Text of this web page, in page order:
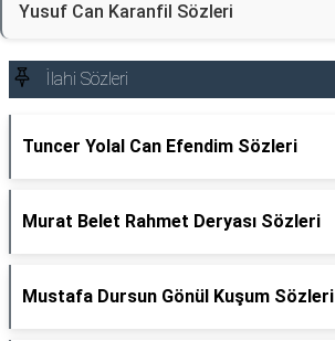
Yusuf Can Karanfil Sözleri
İlahi Sözleri
Tuncer Yolal Can Efendim Sözleri
Murat Belet Rahmet Deryası Sözleri
Mustafa Dursun Gönül Kuşum Sözleri